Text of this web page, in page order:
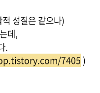
성질은 같으나)
데,
.
7405 )